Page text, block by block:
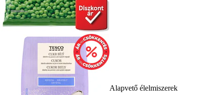
Alapvető élelmiszerek